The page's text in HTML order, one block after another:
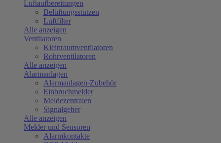
Luftaufbereitungen
Belüftungsstutzen
Luftfilter
Alle anzeigen
Ventilatoren
Kleinraumventilatoren
Rohrventilatoren
Alle anzeigen
Alarmanlagen
Alarmanlagen-Zubehör
Einbruchmelder
Meldezentralen
Signalgeber
Alle anzeigen
Melder und Sensoren
Alarmkontakte